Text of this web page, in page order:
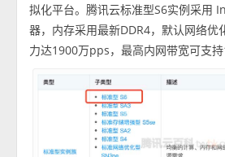
拟化平台。腾讯云标准型S6实例采用
器，内存采用最新DDR4，默认网络优
力达1900万pps，最高内网带宽可支持